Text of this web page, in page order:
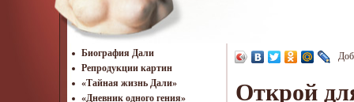
Биография Дали
Репродукции картин
«Тайная жизнь Дали»
«Дневник одного гения»
Открой